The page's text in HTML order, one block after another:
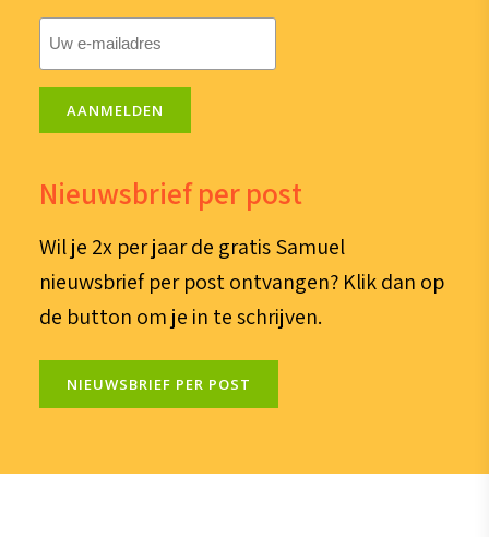
AANMELDEN
Nieuwsbrief per post
Wil je 2x per jaar de gratis Samuel
nieuwsbrief per post ontvangen? Klik dan op
de button om je in te schrijven.
NIEUWSBRIEF PER POST